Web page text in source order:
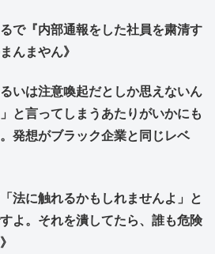
で『内部通報をした社員を粛清す
んまやん》
いは注意喚起だとしか思えないん
と言ってしまうあたりがいかにも
発想がブラック企業と同じレベ
法に触れるかもしれませんよ」と
よ。それを潰してたら、誰も危険